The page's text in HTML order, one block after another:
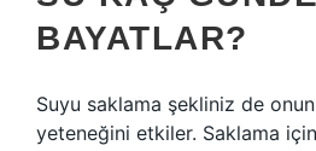
BAYATLAR?
Suyu saklama şekliniz de onun
yeteneğini etkiler. Saklama